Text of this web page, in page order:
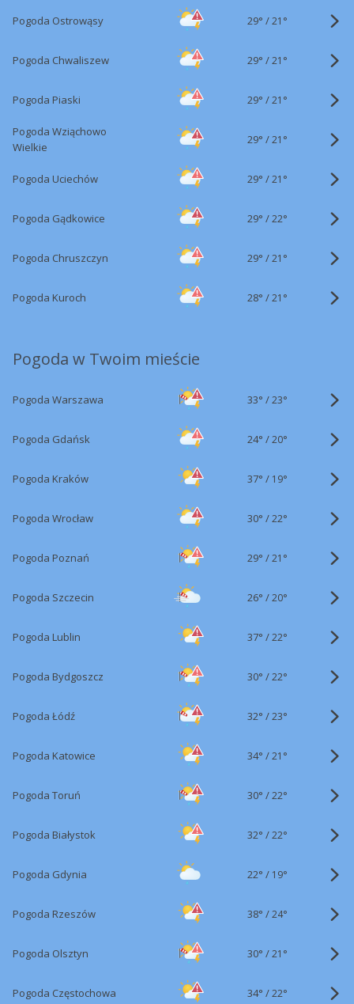
Pogoda Ostrowąsy 29° /21°
Pogoda Chwaliszew 29° /21°
Pogoda Piaski 29° /21°
Pogoda Wziąchowo
Wielkie
29° /21°
Pogoda Uciechów 29° /21°
Pogoda Gądkowice 29° /22°
Pogoda Chruszczyn 29° /21°
Pogoda Kuroch 28° /21°
Pogoda w Twoim mieście
Pogoda Warszawa 33° /23°
Pogoda Gdańsk 24° /20°
Pogoda Kraków 37° / 19°
Pogoda Wrocław 30° /22°
Pogoda Poznań 29° /21°
Pogoda Szczecin 26° /20°
Pogoda Lublin 37° /22°
Pogoda Bydgoszcz 30° /22°
Pogoda Łódź 32° /23°
Pogoda Katowice 34° /21°
Pogoda Toruń 30° /22°
Pogoda Białystok 32° /22°
Pogoda Gdynia 22° / 19°
Pogoda Rzeszów 38° /24°
Pogoda Olsztyn 30° /21°
Pogoda Częstochowa 34° /22°